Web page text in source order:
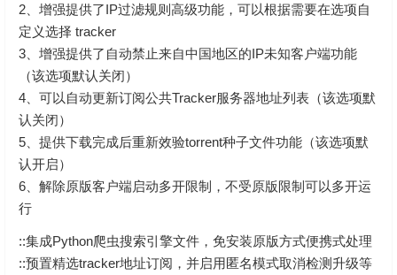
2、增强提供了IP过滤规则高级功能，可以根据需要在选项自
定义选择 tracker
3、增强提供了自动禁止来自中国地区的IP未知客户端功能
（该选项默认关闭）
4、可以自动更新订阅公共Tracker服务器地址列表（该选项默
认关闭）
5、提供下载完成后重新效验torrent种子文件功能（该选项默
认开启）
6、解除原版客户端启动多开限制，不受原版限制可以多开运
行
::集成Python爬虫搜索引擎文件，免安装原版方式便携式处理
::预置精选tracker地址订阅，并启用匿名模式取消检测升级等